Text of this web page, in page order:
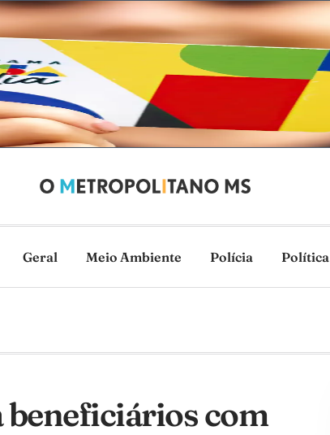
Geral Meio Ambiente Polícia Política
beneficiários com